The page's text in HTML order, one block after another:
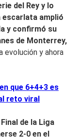
del Rey y lo
escarlata amplió
y confirmó su
de Monterrey,
evolución y ahora
que 6+4+3 es
reto viral
Final de la Liga
2-0 en el